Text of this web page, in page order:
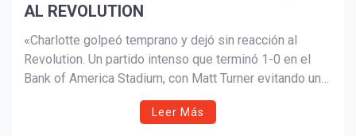
AL REVOLUTION
«Charlotte golpeó temprano y dejó sin reacción al
Revolution. Un partido intenso que terminó 1-0 en el
Bank of America Stadium, con Matt Turner evitando una
derrota mayor. El Revolution se prepara para volver el
22 de julio frente a Toronto FC.»
Leer Más